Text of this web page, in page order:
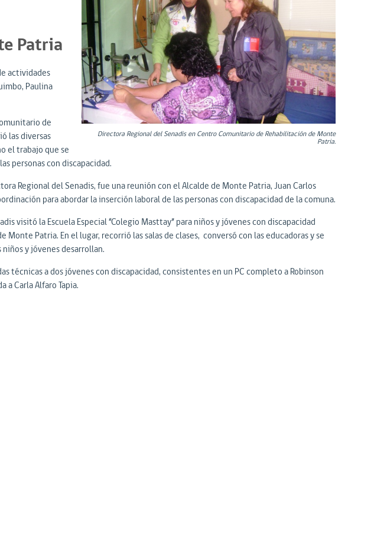
Directora Regional del Senadis en Centro Comunitario de Rehabilitación de Monte
Patria.
Patria
actividades
Paulina
de
las diversas
el trabajo que se
personas con discapacidad.
Regional del Senadis, fue una reunión con el Alcalde de Monte Patria, Juan Carlos
para abordar la inserción laboral de las personas con discapacidad de la comuna.
visitó la Escuela Especial “Colegio Masttay” para niños y jóvenes con discapacidad
Monte Patria. En el lugar, recorrió las salas de clases, conversó con las educadoras y se
y jóvenes desarrollan.
técnicas a dos jóvenes con discapacidad, consistentes en un PC completo a Robinson
a Carla Alfaro Tapia.